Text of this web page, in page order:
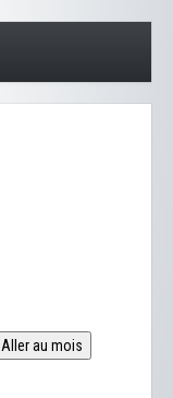
Aller au mois